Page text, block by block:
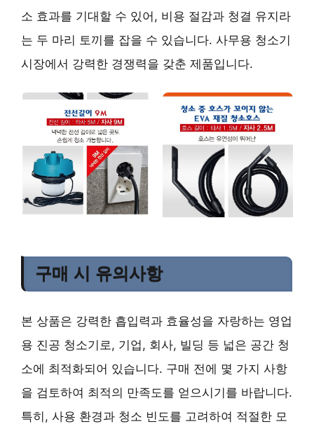
소 효과를 기대할 수 있어, 비용 절감과 청결 유지라
는 두 마리 토끼를 잡을 수 있습니다. 사무용 청소기
시장에서 강력한 경쟁력을 갖춘 제품입니다.
구매 시 유의사항
본 상품은 강력한 흡입력과 효율성을 자랑하는 영업
용 진공 청소기로, 기업, 회사, 빌딩 등 넓은 공간 청
소에 최적화되어 있습니다. 구매 전에 몇 가지 사항
을 검토하여 최적의 만족도를 얻으시기를 바랍니다.
특히, 사용 환경과 청소 빈도를 고려하여 적절한 모